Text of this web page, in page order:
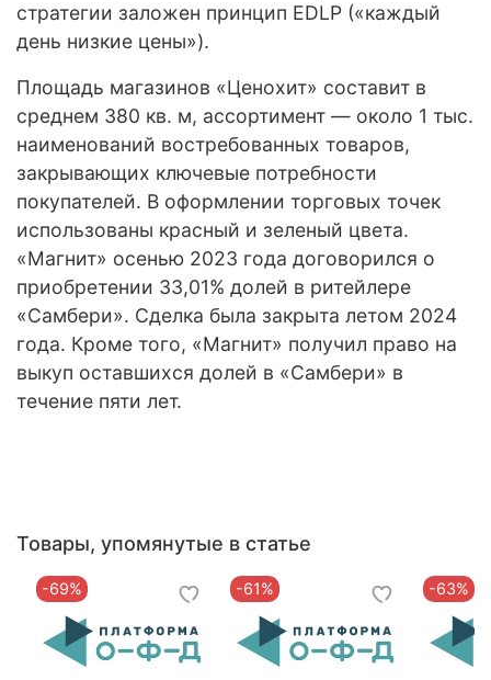
стратегии заложен принцип EDLP («каждый
день низкие цены»).
Площадь магазинов «Ценохит» составит в
среднем 380 кв. м, ассортимент — около 1 тыс.
наименований востребованных товаров,
закрывающих ключевые потребности
покупателей. В оформлении торговых точек
использованы красный и зеленый цвета.
«Магнит» осенью 2023 года договорился о
приобретении 33,01% долей в ритейлере
«Самбери». Сделка была закрыта летом 2024
года. Кроме того, «Магнит» получил право на
выкуп оставшихся долей в «Самбери» в
течение пяти лет.
Товары, упомянутые в статье
-69% -61% -63%